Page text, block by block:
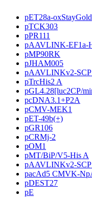
pET28a-
pTCK303
pPR111
pAAVLINK-EF1a-
pMP90RK
pJHAM005
pAAVLINKv2-
pTrcHis2 A
pGL4.28[luc2CP/
pcDNA3.1+P2A
pCMV-MEK1
pET-49b(+)
pGR106
pCRMj-2
pOM1
pMT/BiP/V5-His A
pAAVLINKv2-
pacAd5 CMVK-
pDEST27
pE